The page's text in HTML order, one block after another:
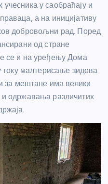
у саобраћају и
а на иницијативу
добровољни рад. Поред
од стране
се и на уређењу Дома
току малтерисање зидова
за мештане има велики
одржавања различитих